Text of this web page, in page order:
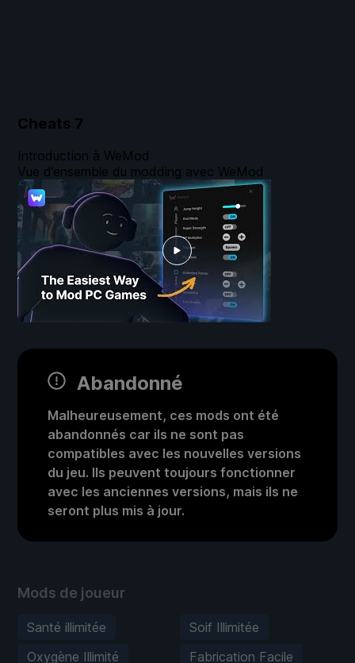
Cheats 7
Abandonné
Malheureusement, ces mods ont été
abandonnés car ils ne sont pas
compatibles avec les nouvelles versions
du jeu. Ils peuvent toujours fonctionner
avec les anciennes versions, mais ils ne
seront plus mis à jour.
Mods de joueur
Santé illimitée
Soif Illimitée
Oxygène Illimité
Fabrication Facile
Introduction à WeMod
Vue d’ensemble du modding avec WeMod